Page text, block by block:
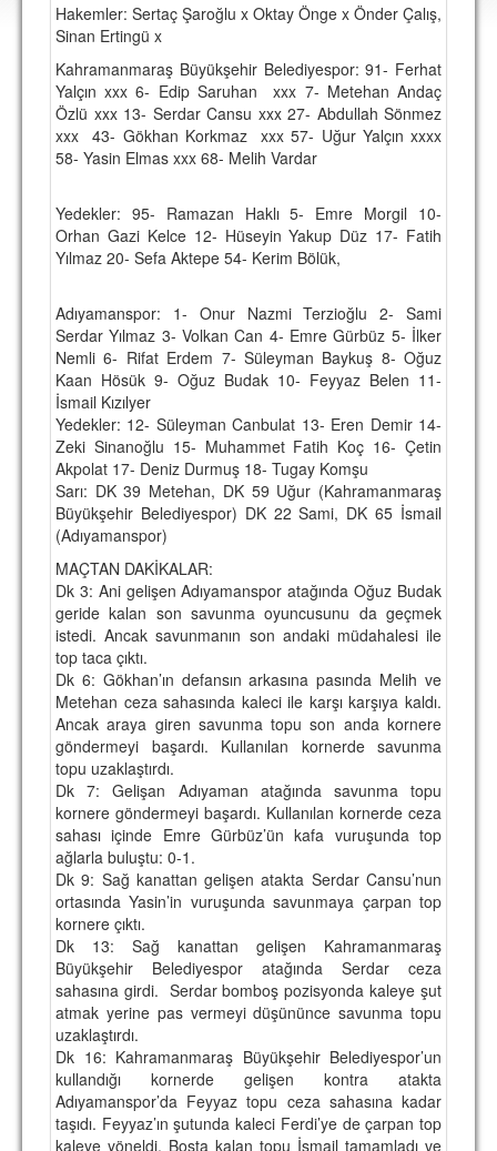
DEPLASMAN
LİSANSLI ÜRÜNLER
MULTİMEDYA
FOTOĞRAF & VİDEOLAR
KULÜP
AMBLEM
SPOR TESİSLERİ
YÖNETİM KURULU
PERSONEL
SPONSORLAR
TARİHÇE
TARİHİ BAŞARILAR
BASINDAN
KUPA MAÇLARI
ESKi BAŞKANLAR
ESKİ HOCALAR
HAKKIMIZDA
MİSYON
HAKKIMIZDA
İRTİBAT
SİTE İSTATİSTİKLERİ
REKLAM YAYINI
Hakemler: Sertaç Şaroğlu x Oktay Önge x Önder Çalış,
Sinan Ertingü x
Kahramanmaraş Büyükşehir Belediyespor: 91- Ferhat
Yalçın xxx 6- Edip Saruhan xxx 7- Metehan Andaç
Özlü xxx 13- Serdar Cansu xxx 27- Abdullah Sönmez
xxx 43- Gökhan Korkmaz xxx 57- Uğur Yalçın xxxx
58- Yasin Elmas xxx 68- Melih Vardar
Yedekler: 95- Ramazan Haklı 5- Emre Morgil 10-
Orhan Gazi Kelce 12- Hüseyin Yakup Düz 17- Fatih
Yılmaz 20- Sefa Aktepe 54- Kerim Bölük,
Adıyamanspor: 1- Onur Nazmi Terzioğlu 2- Sami
Serdar Yılmaz 3- Volkan Can 4- Emre Gürbüz 5- İlker
Nemli 6- Rifat Erdem 7- Süleyman Baykuş 8- Oğuz
Kaan Hösük 9- Oğuz Budak 10- Feyyaz Belen 11-
İsmail Kızılyer
Yedekler: 12- Süleyman Canbulat 13- Eren Demir 14-
Zeki Sinanoğlu 15- Muhammet Fatih Koç 16- Çetin
Akpolat 17- Deniz Durmuş 18- Tugay Komşu
Sarı: DK 39 Metehan, DK 59 Uğur (Kahramanmaraş
Büyükşehir Belediyespor) DK 22 Sami, DK 65 İsmail
(Adıyamanspor)
MAÇTAN DAKİKALAR:
Dk 3: Ani gelişen Adıyamanspor atağında Oğuz Budak
geride kalan son savunma oyuncusunu da geçmek
istedi. Ancak savunmanın son andaki müdahalesi ile
top taca çıktı.
Dk 6: Gökhan’ın defansın arkasına pasında Melih ve
Metehan ceza sahasında kaleci ile karşı karşıya kaldı.
Ancak araya giren savunma topu son anda kornere
göndermeyi başardı. Kullanılan kornerde savunma
topu uzaklaştırdı.
Dk 7: Gelişan Adıyaman atağında savunma topu
kornere göndermeyi başardı. Kullanılan kornerde ceza
sahası içinde Emre Gürbüz’ün kafa vuruşunda top
ağlarla buluştu: 0-1.
Dk 9: Sağ kanattan gelişen atakta Serdar Cansu’nun
ortasında Yasin’in vuruşunda savunmaya çarpan top
kornere çıktı.
Dk 13: Sağ kanattan gelişen Kahramanmaraş
Büyükşehir Belediyespor atağında Serdar ceza
sahasına girdi. Serdar bomboş pozisyonda kaleye şut
atmak yerine pas vermeyi düşününce savunma topu
uzaklaştırdı.
Dk 16: Kahramanmaraş Büyükşehir Belediyespor’un
kullandığı kornerde gelişen kontra atakta
Adıyamanspor’da Feyyaz topu ceza sahasına kadar
taşıdı. Feyyaz’ın şutunda kaleci Ferdi’ye de çarpan top
kaleye yöneldi. Boşta kalan topu İsmail tamamladı ve